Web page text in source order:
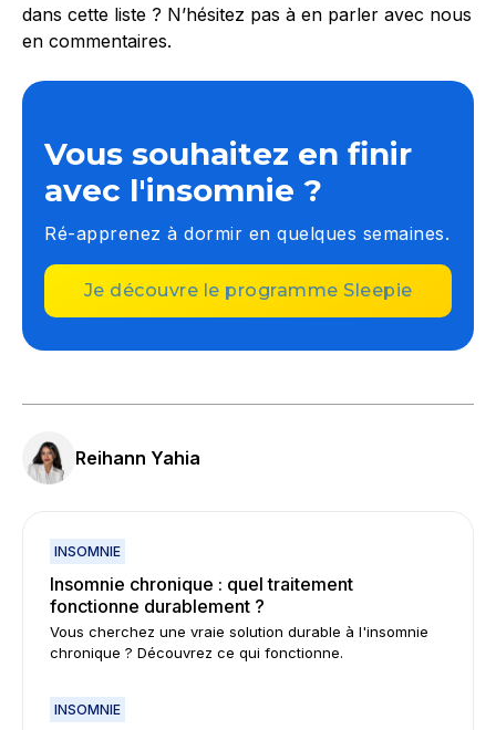
dans cette liste ? N’hésitez pas à en parler avec nous
en commentaires.
Vous souhaitez en finir
avec l'insomnie ?
Ré-apprenez à dormir en quelques semaines.
Je découvre le programme Sleepie
Reihann Yahia
INSOMNIE
Insomnie chronique : quel traitement
fonctionne durablement ?
Vous cherchez une vraie solution durable à l'insomnie
chronique ? Découvrez ce qui fonctionne.
INSOMNIE